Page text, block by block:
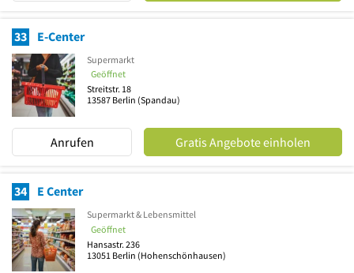
33 E-Center
Supermarkt
Geöffnet
Streitstr. 18
13587 Berlin (Spandau)
Anrufen Gratis Angebote einholen
34 E Center
Supermarkt & Lebensmittel
Geöffnet
Hansastr. 236
13051 Berlin (Hohenschönhausen)